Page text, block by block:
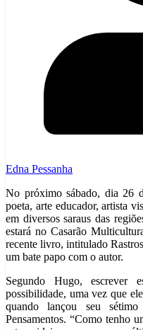
Edna Pessanha
No próximo sábado, dia 26
poeta, arte educador, artista
em diversos saraus das
estará no Casarão
recente livro, intitulado
um bate papo com o autor.
Segundo Hugo, escrever
possibilidade, uma vez que
quando lançou seu
Pensamentos. “Como tenho